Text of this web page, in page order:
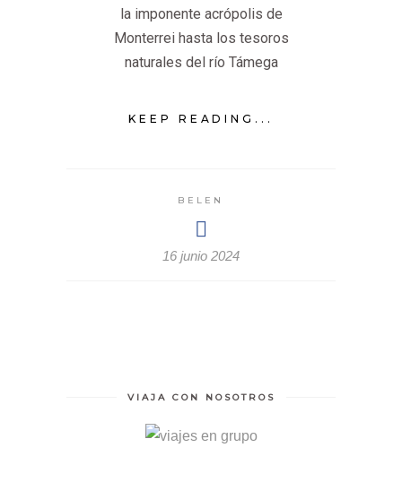
la imponente acrópolis de
Monterrei hasta los tesoros
naturales del río Támega
KEEP READING...
BELEN
16 junio 2024
VIAJA CON NOSOTROS